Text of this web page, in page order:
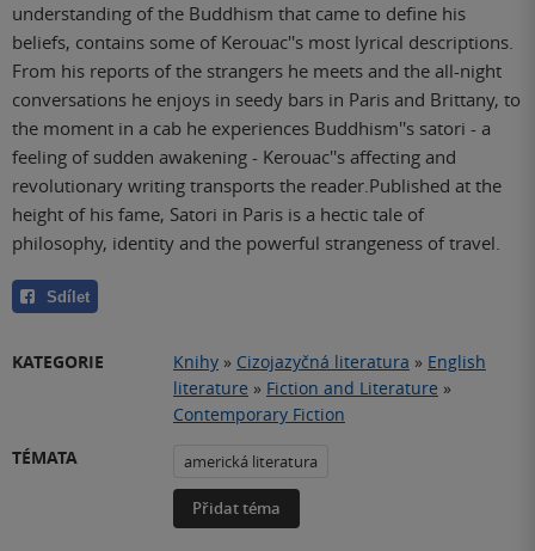
understanding of the Buddhism that came to define his
beliefs, contains some of Kerouac''s most lyrical descriptions.
From his reports of the strangers he meets and the all-night
conversations he enjoys in seedy bars in Paris and Brittany, to
the moment in a cab he experiences Buddhism''s satori - a
feeling of sudden awakening - Kerouac''s affecting and
revolutionary writing transports the reader.Published at the
height of his fame, Satori in Paris is a hectic tale of
philosophy, identity and the powerful strangeness of travel.
Sdílet
KATEGORIE Knihy » Cizojazyčná literatura » English
literature » Fiction and Literature »
Contemporary Fiction
TÉMATA
americká literatura
Přidat téma